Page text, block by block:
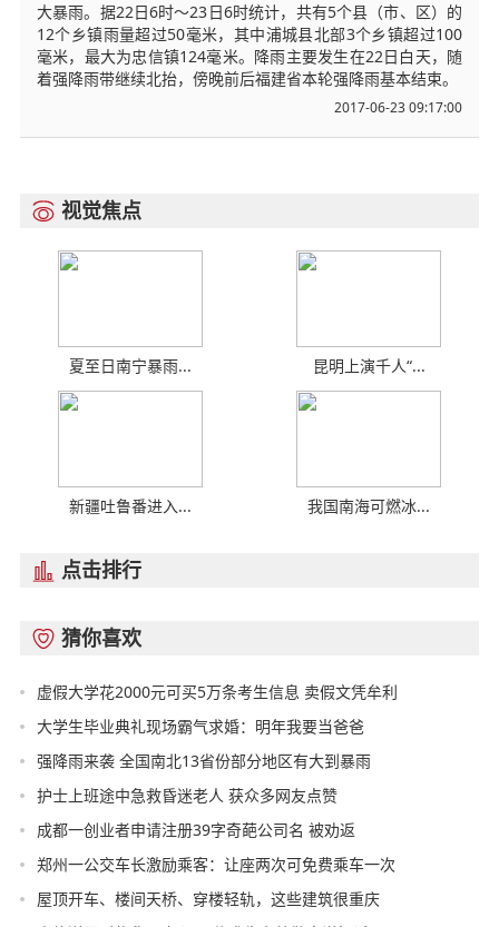
大暴雨。据22日6时～23日6时统计，共有5个县（市、区）的
12个乡镇雨量超过50毫米，其中浦城县北部3个乡镇超过100
毫米，最大为忠信镇124毫米。降雨主要发生在22日白天，随
着强降雨带继续北抬，傍晚前后福建省本轮强降雨基本结束。
2017-06-23 09:17:00
 视觉焦点
夏至日南宁暴雨... 昆明上演千人“...
新疆吐鲁番进入... 我国南海可燃冰...
 点击排行
 猜你喜欢
虚假大学花2000元可买5万条考生信息 卖假文凭牟利
大学生毕业典礼现场霸气求婚：明年我要当爸爸
强降雨来袭 全国南北13省份部分地区有大到暴雨
护士上班途中急救昏迷老人 获众多网友点赞
成都一创业者申请注册39字奇葩公司名 被劝返
郑州一公交车长激励乘客：让座两次可免费乘车一次
屋顶开车、楼间天桥、穿楼轻轨，这些建筑很重庆